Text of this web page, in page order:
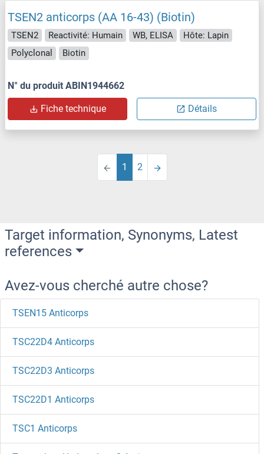
TSEN2 anticorps (AA 16-43) (Biotin)
TSEN2 Reactivité: Humain WB, ELISA
Hôte: Lapin
Polyclonal
Biotin
N° du produit ABIN1944662
Fiche technique Détails
1 2
Target information, Synonyms, Latest
references
Avez-vous cherché autre chose?
TSEN15 Anticorps
TSC22D4 Anticorps
TSC22D3 Anticorps
TSC22D1 Anticorps
TSC1 Anticorps